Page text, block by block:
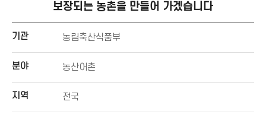
보장되는 농촌을 만들어 가겠습니다
기관 농림축산식품부
분야 농산어촌
지역 전국